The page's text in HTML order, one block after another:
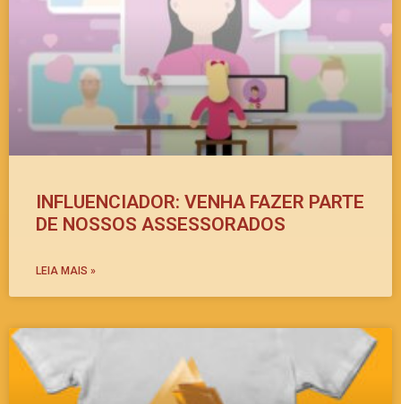
INFLUENCIADOR: VENHA FAZER PARTE
DE NOSSOS ASSESSORADOS
LEIA MAIS »